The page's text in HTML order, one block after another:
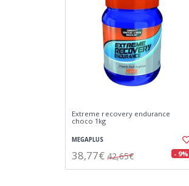
Extreme recovery endurance
choco 1kg
MEGAPLUS
38,77€ 42,65€ - 9%